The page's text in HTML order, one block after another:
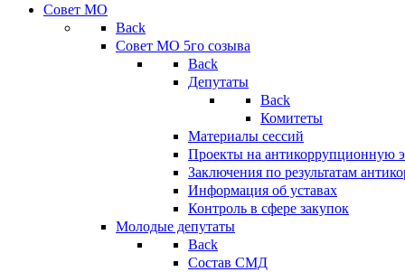
Совет МО
Back
Совет МО 5го созыва
Back
Депутаты
Back
Комитеты
Материалы сессий
Проекты на антикоррупционную
Заключения по результатам
Информация об уставах
Контроль в сфере закупок
Молодые депутаты
Back
Состав СМД